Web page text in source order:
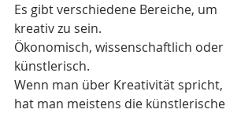
Es gibt verschiedene Bereiche, um
kreativ zu sein.
Ökonomisch, wissenschaftlich oder
künstlerisch.
Wenn man über Kreativität spricht,
hat man meistens die künstlerische